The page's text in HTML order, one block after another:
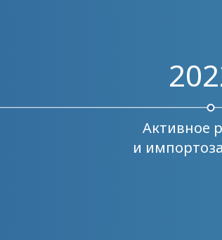
Активное
и